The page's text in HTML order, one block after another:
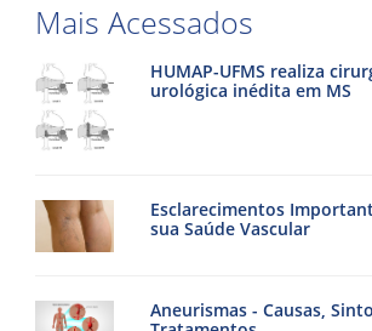
Mais Acessados
HUMAP-UFMS realiza
urológica inédita em MS
Esclarecimentos
sua Saúde Vascular
Aneurismas - Causas,